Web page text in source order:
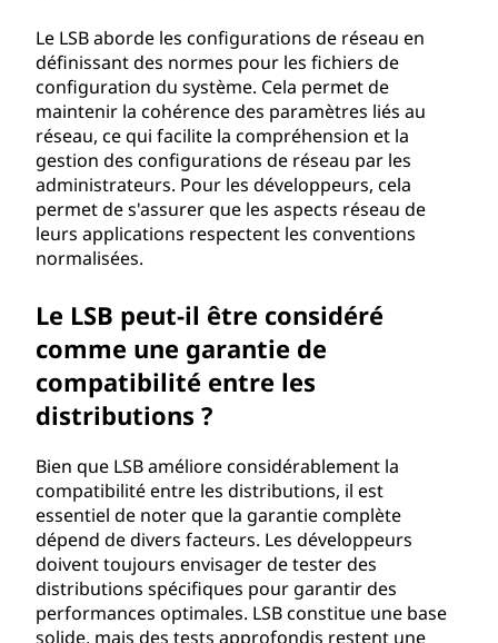
Le LSB aborde les configurations de réseau en
définissant des normes pour les fichiers de
configuration du système. Cela permet de
maintenir la cohérence des paramètres liés au
réseau, ce qui facilite la compréhension et la
gestion des configurations de réseau par les
administrateurs. Pour les développeurs, cela
permet de s'assurer que les aspects réseau de
leurs applications respectent les conventions
normalisées.
Le LSB peut-il être considéré
comme une garantie de
compatibilité entre les
distributions ?
Bien que LSB améliore considérablement la
compatibilité entre les distributions, il est
essentiel de noter que la garantie complète
dépend de divers facteurs. Les développeurs
doivent toujours envisager de tester des
distributions spécifiques pour garantir des
performances optimales. LSB constitue une base
solide, mais des tests approfondis restent une